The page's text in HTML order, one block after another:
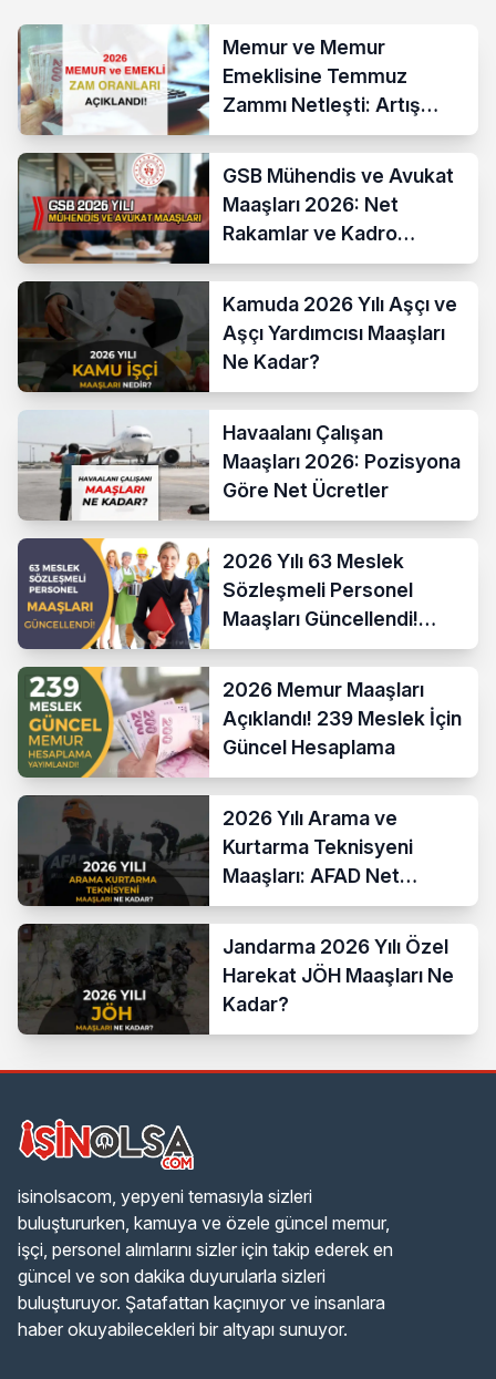
Memur ve Memur
Emeklisine Temmuz
Zammı Netleşti: Artış
Yüzde 13,52 Oldu
GSB Mühendis ve Avukat
Maaşları 2026: Net
Rakamlar ve Kadro
Karşılaştırması
Kamuda 2026 Yılı Aşçı ve
Aşçı Yardımcısı Maaşları
Ne Kadar?
Havaalanı Çalışan
Maaşları 2026: Pozisyona
Göre Net Ücretler
2026 Yılı 63 Meslek
Sözleşmeli Personel
Maaşları Güncellendi!
Hesaplama Formülü ve
2026 Memur Maaşları
Açıklandı! 239 Meslek İçin
Güncel Hesaplama
2026 Yılı Arama ve
Kurtarma Teknisyeni
Maaşları: AFAD Net
Bordro Tablosu
Jandarma 2026 Yılı Özel
Harekat JÖH Maaşları Ne
Kadar?
isinolsacom, yepyeni temasıyla sizleri
buluştururken, kamuya ve özele güncel memur,
işçi, personel alımlarını sizler için takip ederek en
güncel ve son dakika duyurularla sizleri
buluşturuyor. Şatafattan kaçınıyor ve insanlara
haber okuyabilecekleri bir altyapı sunuyor.